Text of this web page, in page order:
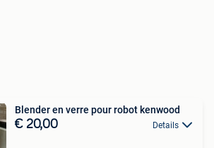
Blender en verre pour robot kenwood
€ 20,00 Details